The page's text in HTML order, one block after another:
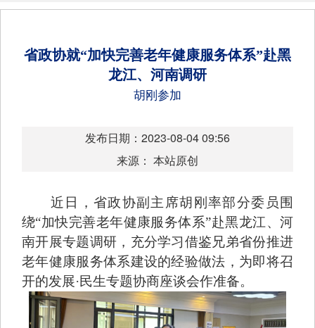
省政协就“加快完善老年健康服务体系”赴黑
龙江、河南调研
胡刚参加
发布日期：2023-08-04 09:56
来源： 本站原创
近日，省政协副主席胡刚率部分委员围
绕“加快完善老年健康服务体系”赴黑龙江、河
南开展专题调研，充分学习借鉴兄弟省份推进
老年健康服务体系建设的经验做法，为即将召
开的发展·民生专题协商座谈会作准备。